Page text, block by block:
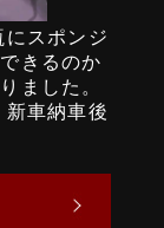
スポンジ
きるのか
ました。
車納車後